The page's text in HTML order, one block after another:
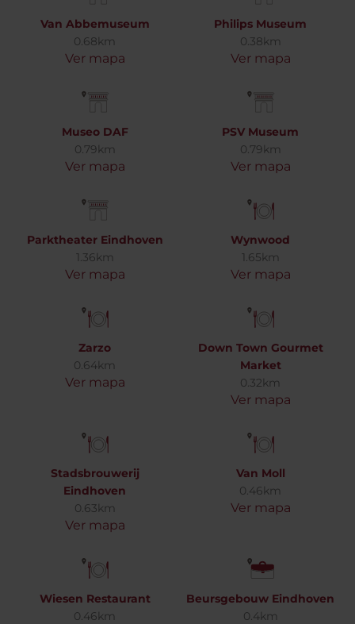
Van Abbemuseum
0.68km
Ver mapa
Philips Museum
0.38km
Ver mapa
Museo DAF
0.79km
Ver mapa
PSV Museum
0.79km
Ver mapa
Parktheater Eindhoven
1.36km
Ver mapa
Wynwood
1.65km
Ver mapa
Zarzo
0.64km
Ver mapa
Down Town Gourmet
Market
0.32km
Ver mapa
Stadsbrouwerij
Eindhoven
0.63km
Ver mapa
Van Moll
0.46km
Ver mapa
Wiesen Restaurant
0.46km
Beursgebouw Eindhoven
0.4km